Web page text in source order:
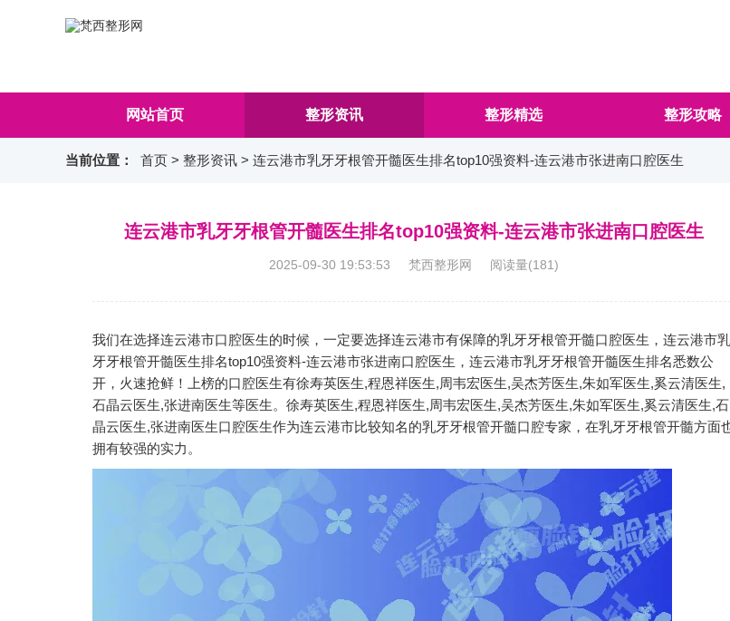
网站首页 整形资讯 整形精选 整形攻略
当前位置： 首页 > 整形资讯 > 连云港市乳牙牙根管开髓医生排名top10强资料-连云港市张进南口腔医生
连云港市乳牙牙根管开髓医生排名top10强资料-连云港市张进南口腔医生
2025-09-30 19:53:53 梵西整形网 阅读量(181)
我们在选择连云港市口腔医生的时候，一定要选择连云港市有保障的乳牙牙根管开髓口腔医生，连云港市乳
牙牙根管开髓医生排名top10强资料-连云港市张进南口腔医生，连云港市乳牙牙根管开髓医生排名悉数公
开，火速抢鲜！上榜的口腔医生有徐寿英医生,程恩祥医生,周韦宏医生,吴杰芳医生,朱如军医生,奚云清医生,
石晶云医生,张进南医生等医生。徐寿英医生,程恩祥医生,周韦宏医生,吴杰芳医生,朱如军医生,奚云清医生,石
晶云医生,张进南医生口腔医生作为连云港市比较知名的乳牙牙根管开髓口腔专家，在乳牙牙根管开髓方面
拥有较强的实力。